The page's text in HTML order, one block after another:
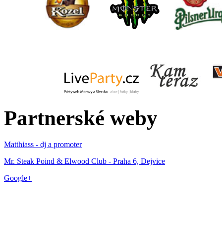
Partnerské weby
Matthiass - dj a promoter
Mr. Steak Poind & Elwood Club - Praha 6, Dejvice
Google+